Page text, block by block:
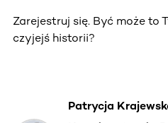
Zarejestruj się. Być może to
czyjejś historii?
Patrycja